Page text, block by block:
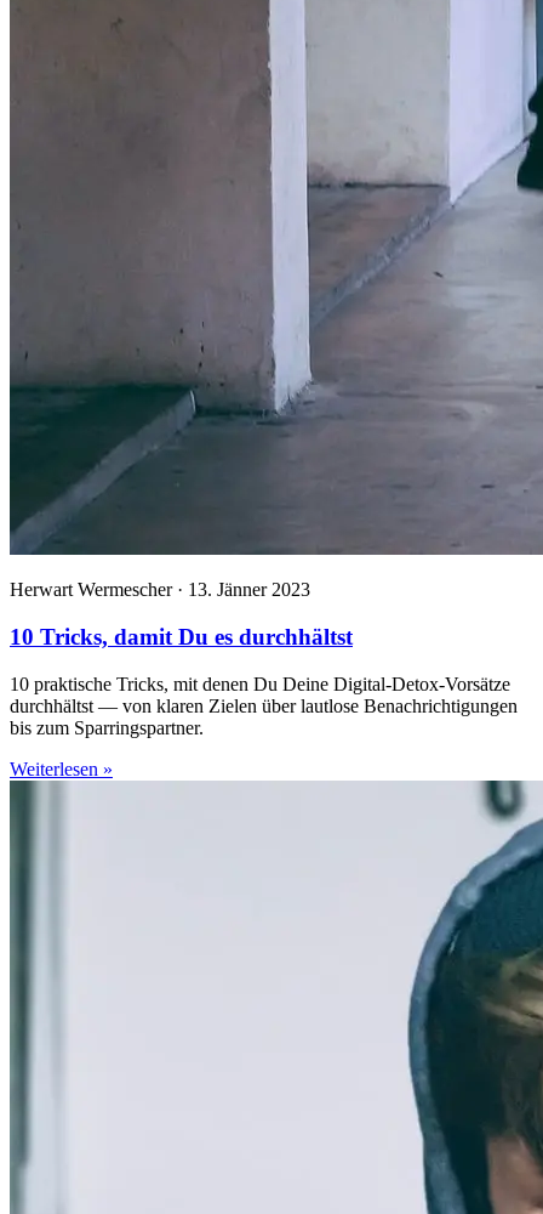
Herwart Wermescher · 13. Jänner 2023
10 Tricks, damit Du es durchhältst
10 praktische Tricks, mit denen Du Deine Digital-Detox-Vorsätze
durchhältst — von klaren Zielen über lautlose Benachrichtigungen
bis zum Sparringspartner.
Weiterlesen »